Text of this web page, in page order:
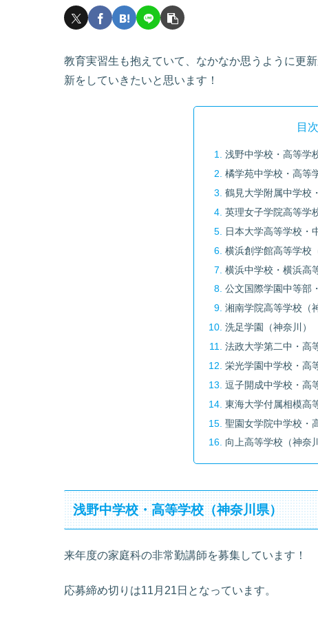
教育実習生も抱えていて、なかなか思うように更
新をしていきたいと思います！
目次
浅野中学校・高等学
橘学苑中学校・高等
鶴見大学附属中学校
英理女子学院高等学
日本大学高等学校・
横浜創学館高等学校
横浜中学校・横浜高
公文国際学園中等部
湘南学院高等学校（
洗足学園（神奈川）
法政大学第二中・高
栄光学園中学校・高
逗子開成中学校・高
東海大学付属相模高
聖園女学院中学校・
向上高等学校（神奈
浅野中学校・高等学校（神奈川県）
来年度の家庭科の非常勤講師を募集しています！
応募締め切りは11月21日となっています。